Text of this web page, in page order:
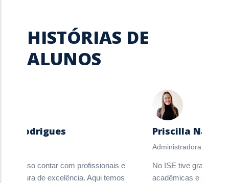
HISTÓRIAS DE
ALUNOS
Rodrigues
posso contar com profissionais e
de excelência. Aqui temos
Priscilla
Administradora
No ISE tive grandes
acadêmicas e práticas.